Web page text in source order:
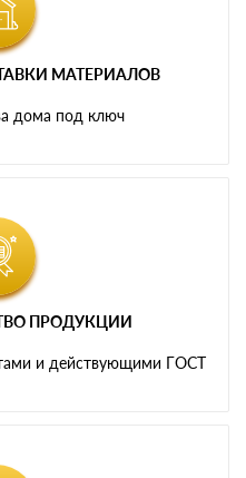
МАТЕРИАЛОВ
дома под ключ
ПРОДУКЦИИ
и действующими ГОСТ